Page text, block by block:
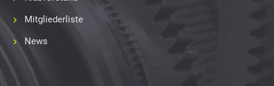
Mitgliederliste
News